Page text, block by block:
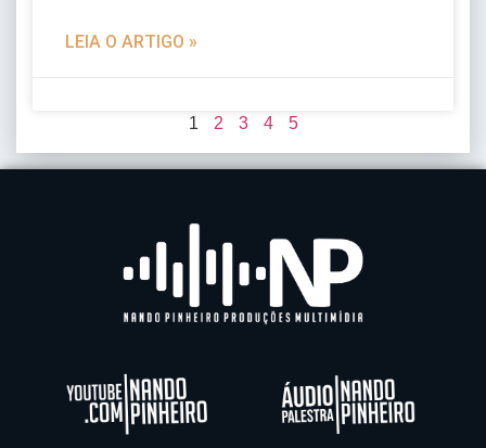
LEIA O ARTIGO »
1 2 3 4 5